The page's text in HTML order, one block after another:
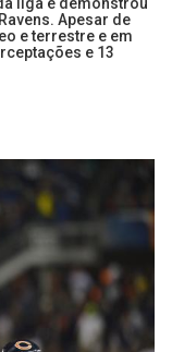
Apesar de
e terrestre e em
e 13